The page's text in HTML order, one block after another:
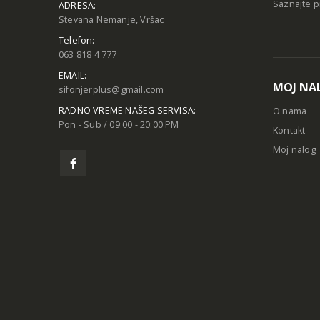
ADRESA:
Stevana Nemanje, Vršac
Telefon:
063 818 4 777
EMAIL:
sifonjerplus@gmail.com
RADNO VREME NAŠEG SERVISA:
Pon - Sub / 09:00 - 20:00 PM
Saznajte
MOJ
O nama
Kontakt
Moj nalog